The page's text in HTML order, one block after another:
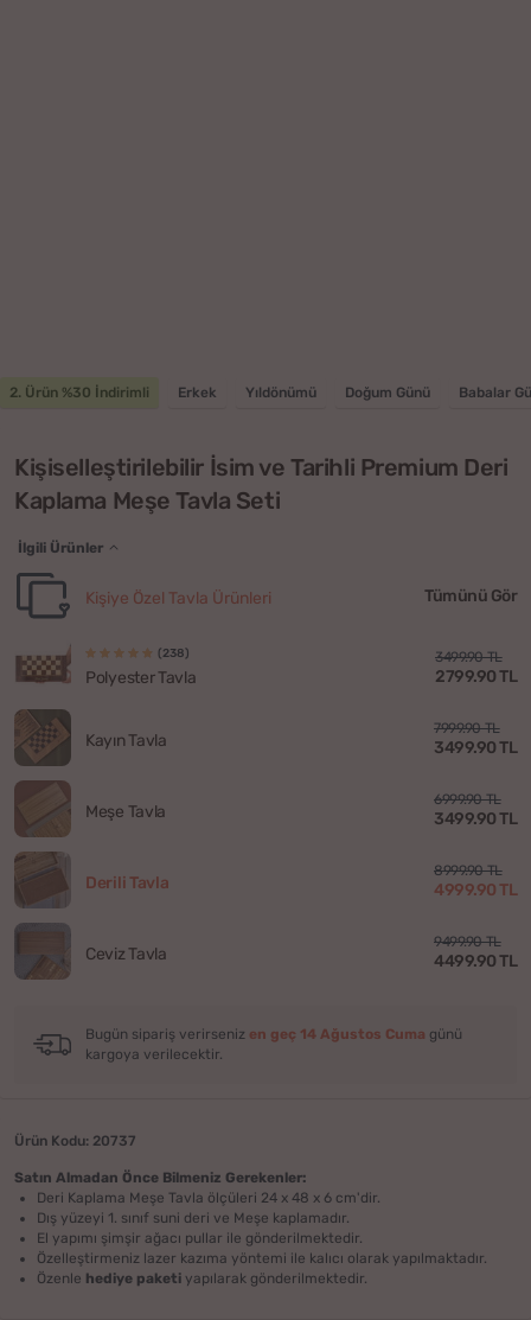
2. Ürün %30 İndirimli Erkek Yıldönümü Doğum Günü Babalar
Kişiselleştirilebilir İsim ve Tarihli Premium Deri
Kaplama Meşe Tavla Seti
İlgili Ürünler
Kişiye Özel Tavla Ürünleri Tümünü Gör
(238)
Polyester Tavla
3499.90 TL
2799.90 TL
Kayın Tavla
7999.90 TL
3499.90 TL
Meşe Tavla
6999.90 TL
3499.90 TL
Derili Tavla
8999.90 TL
4999.90 TL
Ceviz Tavla
9499.90 TL
4499.90 TL
Bugün sipariş verirseniz en geç 14 Ağustos Cuma günü
kargoya verilecektir.
Ürün Kodu: 20737
Satın Almadan Önce Bilmeniz Gerekenler:
Deri Kaplama Meşe Tavla ölçüleri 24 x 48 x 6 cm'dir.
Dış yüzeyi 1. sınıf suni deri ve Meşe kaplamadır.
El yapımı şimşir ağacı pullar ile gönderilmektedir.
Özelleştirmeniz lazer kazıma yöntemi ile kalıcı olarak yapılmaktadır.
Özenle hediye paketi yapılarak gönderilmektedir.